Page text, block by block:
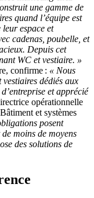
une gamme de
quand l’équipe est
espace et
cadenas, poubelle, et
Depuis cet
WC et vestiaire. »
confirme : « Nous
dédiés aux
et apprécié
opérationnelle
et systèmes
posent
moins de moyens
des solutions de